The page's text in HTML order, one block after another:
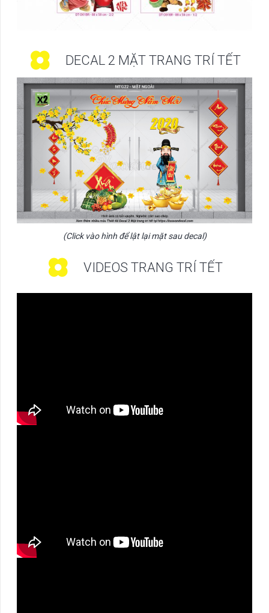
DECAL 2 MẶT TRANG TRÍ TẾT
(Click vào hình để lật lại mặt sau decal)
VIDEOS TRANG TRÍ TẾT